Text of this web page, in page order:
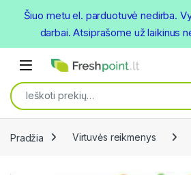
Open
Ieškoti:
Pradžia Virtuvės reikmenys
Šiuo metu el. parduotuvė nedirba.
darbai. Atsiprašome už laikinus